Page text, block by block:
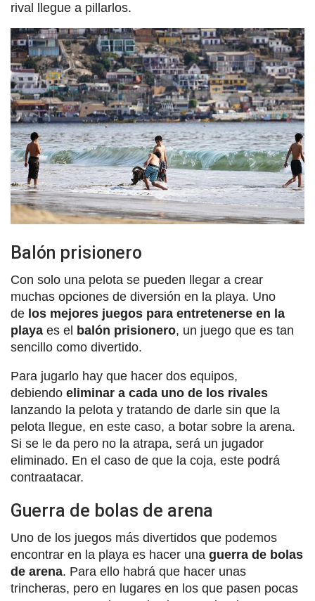
rival llegue a pillarlos.
Balón prisionero
Con solo una pelota se pueden llegar a crear
muchas opciones de diversión en la playa. Uno
de los mejores juegos para entretenerse en la
playa es el balón prisionero, un juego que es tan
sencillo como divertido.
Para jugarlo hay que hacer dos equipos,
debiendo eliminar a cada uno de los rivales
lanzando la pelota y tratando de darle sin que la
pelota llegue, en este caso, a botar sobre la arena.
Si se le da pero no la atrapa, será un jugador
eliminado. En el caso de que la coja, este podrá
contraatacar.
Guerra de bolas de arena
Uno de los juegos más divertidos que podemos
encontrar en la playa es hacer una guerra de bolas
de arena. Para ello habrá que hacer unas
trincheras, pero en lugares en los que pasen pocas